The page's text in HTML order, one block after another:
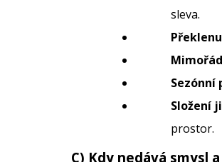
sleva.
Sezónní
Složení
prostor.
C) Kdy nedává smysl